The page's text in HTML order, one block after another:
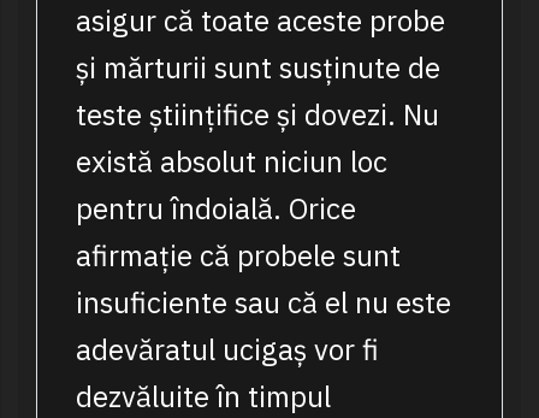
asigur că toate aceste probe
și mărturii sunt susținute de
teste științifice și dovezi. Nu
există absolut niciun loc
pentru îndoială. Orice
afirmație că probele sunt
insuficiente sau că el nu este
adevăratul ucigaș vor fi
dezvăluite în timpul